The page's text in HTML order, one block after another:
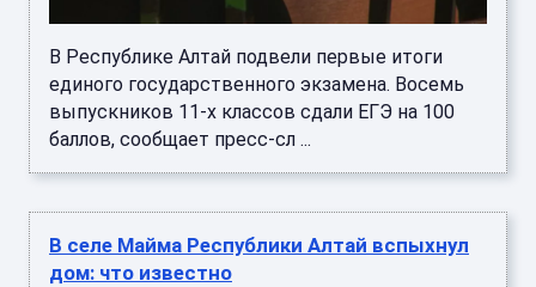
В Республике Алтай подвели первые итоги
единого государственного экзамена. Восемь
выпускников 11-х классов сдали ЕГЭ на 100
баллов, сообщает пресс-сл ...
В селе Майма Республики Алтай вспыхнул
дом: что известно